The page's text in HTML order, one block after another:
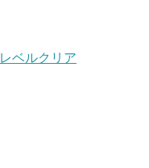
ベルクリア